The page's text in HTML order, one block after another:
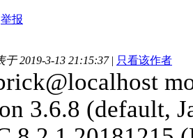
举报
于 2019-3-13 21:15:37 | 只看该作者
3.6.8 (default,